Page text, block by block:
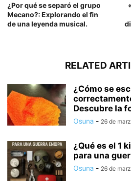
¿Por qué se separó el grupo
Mecano?: Explorando el fin
de una leyenda musical.
RELATED
¿Cómo se
Descubre la
Osuna - 26 de
¿Qué es el 1
para una
Osuna - 26 de